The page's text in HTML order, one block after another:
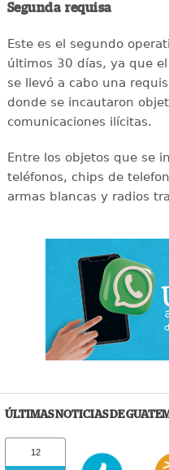
Segunda requisa
Este es el segundo
últimos 30 días, ya que
se llevó a cabo una
donde se incautaron
comunicaciones ilícitas.
Entre los objetos que se
teléfonos, chips de
armas blancas y radios
ÚLTIMAS NOTICIAS DE
12